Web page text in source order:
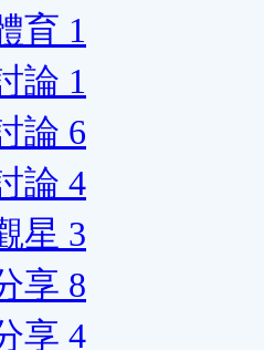
育 1
論 1
論 6
論 4
星 3
享 8
享 4